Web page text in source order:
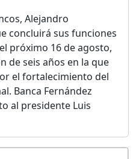
Alejandro
concluirá sus funciones
próximo 16 de agosto,
de seis años en la que
el fortalecimiento del
Banca Fernández
al presidente Luis